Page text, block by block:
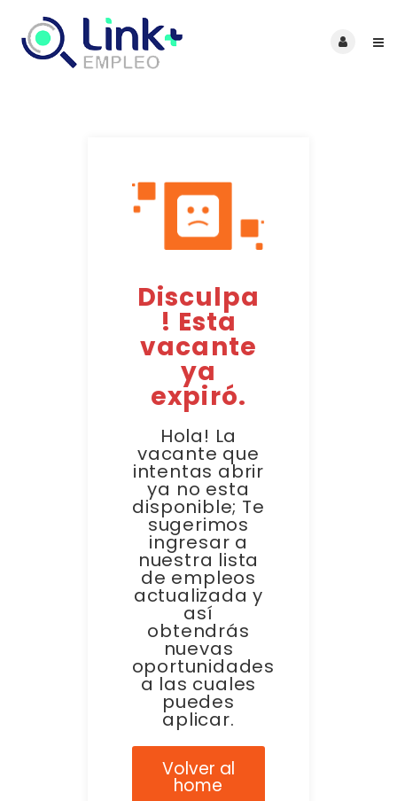
Disculpa
! Esta
vacante
ya
expiró.
Hola! La
vacante que
intentas abrir
ya no esta
disponible; Te
sugerimos
ingresar a
nuestra lista
de empleos
actualizada y
así
obtendrás
nuevas
oportunidades
a las cuales
puedes
aplicar.
Volver al
home